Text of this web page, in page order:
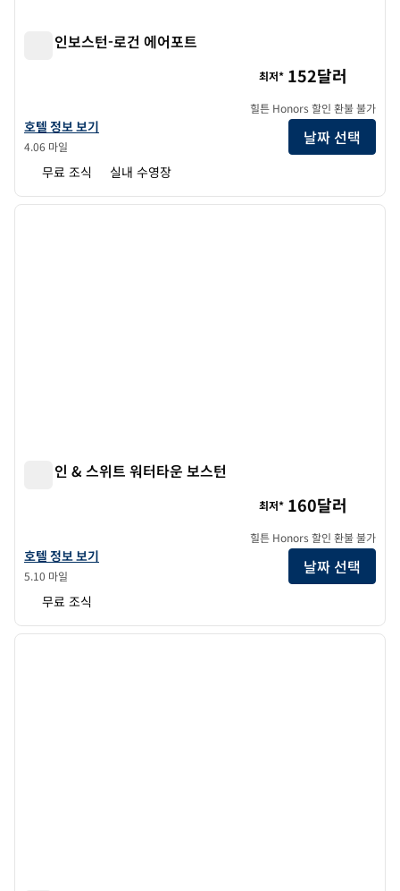
힐튼 인보스턴-로건 에어포트
햄튼 인 보스턴-로건 에어포트의 호텔 정보 보기
호텔 정보 보기
4.06 마일
최저* 152달러
힐튼 Honors 할인 환불 불가
날짜 선택
무료 조식 실내 수영장
1/12
1/12
다음
햄튼 인 & 스위트 워터타운 보스턴
햄튼 인 & 스위트 워터타운 보스턴의 호텔 정보 보기
호텔 정보 보기
5.10 마일
최저* 160달러
힐튼 Honors 할인 환불 불가
날짜 선택
무료 조식
1/12
1/12
다음